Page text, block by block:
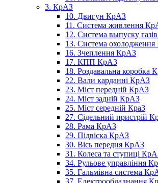
3. КрАЗ
10. Двигун КрАЗ
11. Система живлення
12. Система выпуску
13. Система
16. Зчеплення КрАЗ
17. КПП КрАЗ
18. Роздавальна коробка
22. Вали карданні КрАЗ
23. Міст передній КрАЗ
24. Міст задній КрАЗ
25. Міст середній КраЗ
27. Сідельний пристрій
28. Рама КрАЗ
29. Підвіска КрАЗ
30. Вісь передня КрАЗ
31. Колеса та ступиці
34. Рульове управління
35. Гальмівна система
37. Електрообладнання